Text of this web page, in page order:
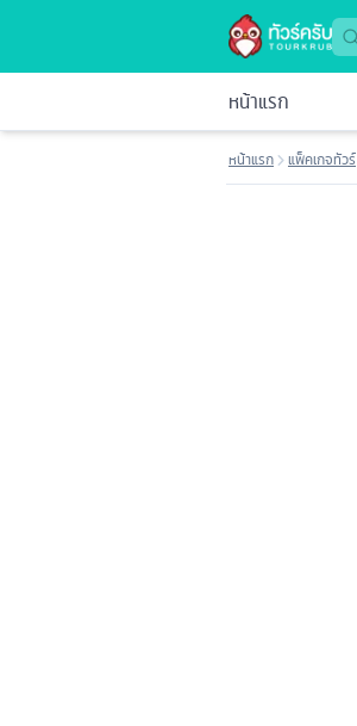
หน้าแรก
หน้าแรก แพ็คเกจทัวร์